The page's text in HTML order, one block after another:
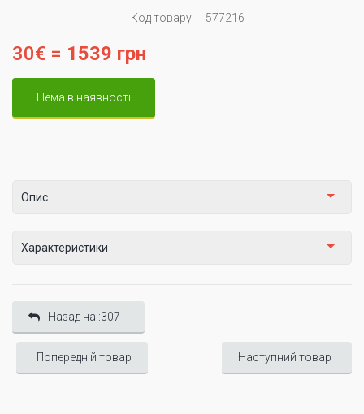
Код товару:
577216
30€ = 1539 грн
Нема в наявності
Опис
Характеристики
Назад на :307
Попередній товар Наступний товар